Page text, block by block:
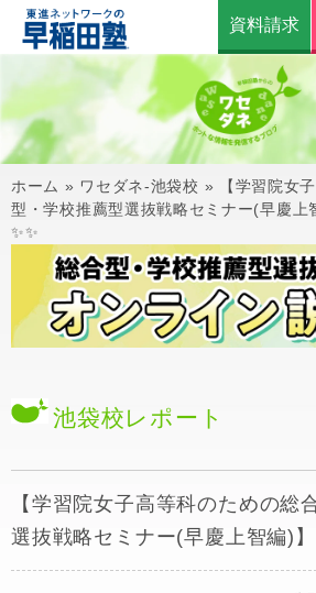
資料請求
ホーム » ワセダネ-池袋校 »
【学習院女
型・学校推薦型選抜戦略セミナー(早慶上
✨✨
池袋校レポート
【学習院女子高等科のための総
選抜戦略セミナー(早慶上智編)